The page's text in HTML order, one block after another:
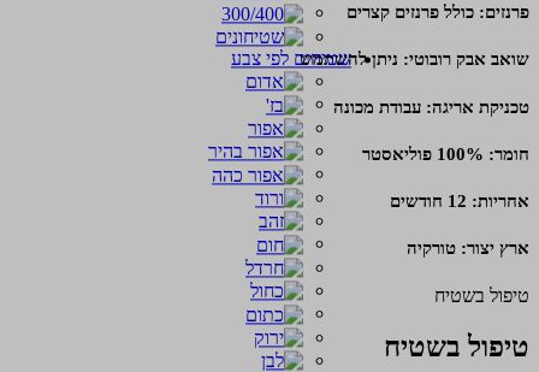
שטיחים לפי צבע
פרנזים: כולל פרנזים קצרים
שואב אבק רובוטי: ניתן להשתמש
טכניקת אריגה: עבודת מכונה
חומר: 100% פוליאסטר
אחריות: 12 חודשים
ארץ יצור: טורקיה
טיפול בשטיח
טיפול בשטיח